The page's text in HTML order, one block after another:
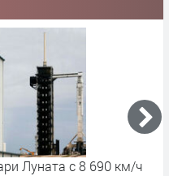
Луната с 8 690 км/ч